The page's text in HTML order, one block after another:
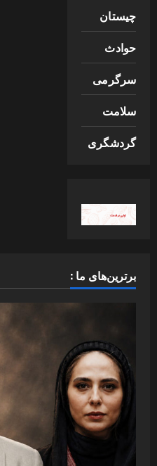
چیستان
حوادث
سرگرمی
سلامت
گردشگری
برترین‌های ما :